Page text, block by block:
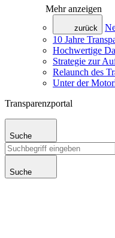
Mehr anzeigen
zurück
10 Jahre
Hochwertige
Strategie zur
Relaunch des
Unter der
Transparenzportal
Suche
Suche